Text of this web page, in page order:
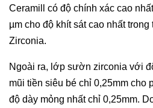
Ceramill có độ chính xác cao
µm cho độ khít sát cao nhất
Zirconia.
Ngoài ra, lớp sườn zirconia với
mũi tiền siêu bé chỉ 0,25mm cho
độ dày mỏng nhất chỉ 0,25mm.